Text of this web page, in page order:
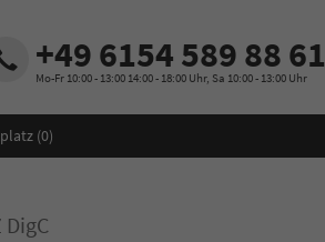
+49 6154 589 88 61
Mo-Fr 10:00 - 13:00 14:00 - 18:00 Uhr, Sa 10:00 - 13:00 Uhr
(0)
DigC